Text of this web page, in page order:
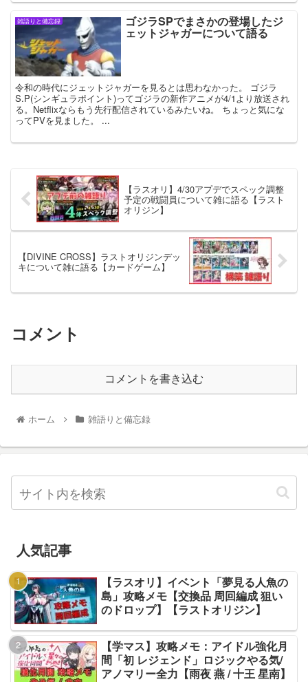
雑語りと備忘録 ゴジラSPでまさかの登場したジ
ェットジャガーについて語る
令和の時代にジェットジャガーを見るとは思わなかった。 ゴジラ
S.P(シンギュラポイント)ってゴジラの新作アニメが4/1より放送され
る。Netflixならもう先行配信されているみたいね。 ちょっと気にな
ってPVを見ました。 ...
【ラスオリ】4/30アプデでスペック調整
予定の戦闘員について雑に語る【ラスト
オリジン】
【DIVINE CROSS】ラストオリジンデッ
キについて雑に語る【カードゲーム】
コメント
コメントを書き込む
ホーム 雑語りと備忘録
人気記事
【ラスオリ】イベント「夢見る人魚の
島」攻略メモ【交換品 周回編成 狙い
のドロップ】【ラストオリジン】
【学マス】攻略メモ：アイドル強化月
間「初 レジェンド」ロジックやる気/
アノマリー全力【雨夜 燕 / 十王 星南】